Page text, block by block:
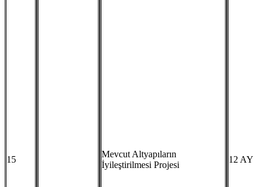
15
Mevcut Altyapıların
İyileştirilmesi Projesi
12 AY